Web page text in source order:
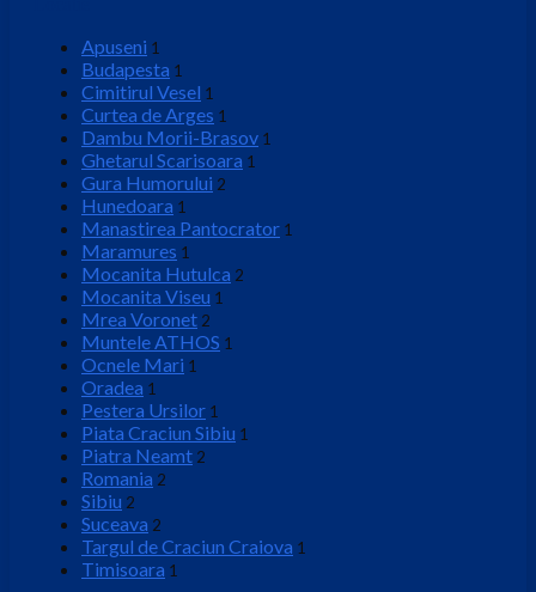
Apuseni 1
Budapesta 1
Cimitirul Vesel 1
Curtea de Arges 1
Dambu Morii-Brasov 1
Ghetarul Scarisoara 1
Gura Humorului 2
Hunedoara 1
Manastirea Pantocrator 1
Maramures 1
Mocanita Hutulca 2
Mocanita Viseu 1
Mrea Voronet 2
Muntele ATHOS 1
Ocnele Mari 1
Oradea 1
Pestera Ursilor 1
Piata Craciun Sibiu 1
Piatra Neamt 2
Romania 2
Sibiu 2
Suceava 2
Targul de Craciun Craiova 1
Timisoara 1